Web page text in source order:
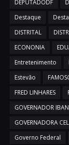
DEPUTADODF
Destaque
DISTRITAL
ECONONIA
Entretenimento
Estevão
FRED LINHARES
GOVERNADOR
GOVERNADORA
Governo Federal